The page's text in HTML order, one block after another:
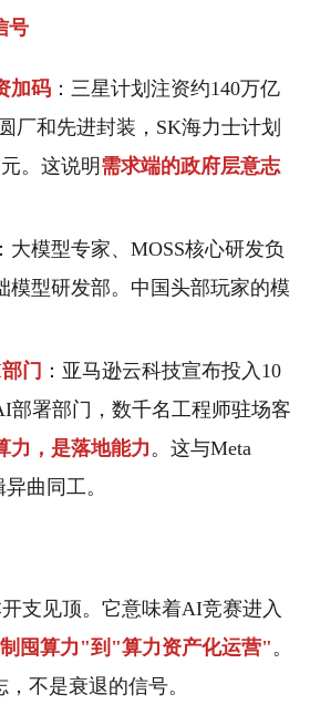
号
加码 ：三星计划注资约140万亿
厂和先进封装，SK海力士计划
。这说明 需求端的政府层意志
：大模型专家、MOSS核心研发负
模型研发部。中国头部玩家的模
门 ：亚马逊云科技宣布投入10
部署部门，数千名工程师驻场客
力，是落地能力。这与Meta
曲同工。
支见顶。它意味着AI竞赛进入
囤算力"到"算力资产化运营"。
不是衰退的信号。